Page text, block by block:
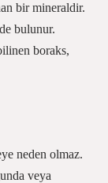
bir mineraldir.
bulunur.
boraks,
neden olmaz.
veya